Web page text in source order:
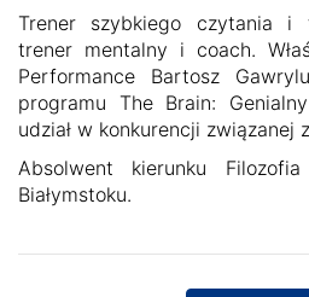
Trener szybkiego czytania i
trener mentalny i coach.
Performance Bartosz
programu The Brain:
udział w konkurencji związanej
Absolwent kierunku
Białymstoku.